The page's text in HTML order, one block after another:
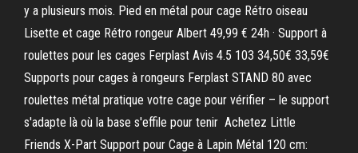
y a plusieurs mois. Pied en métal pour cage Rétro oiseau
Lisette et cage Rétro rongeur Albert 49,99 € 24h · Support à
roulettes pour les cages Ferplast Avis 4.5 103 34,50€ 33,59€
Supports pour cages à rongeurs Ferplast STAND 80 avec
roulettes métal pratique votre cage pour vérifier – le support
s'adapte là où la base s'effile pour tenir Achetez Little
Friends X-Part Support pour Cage à Lapin Métal 120 cm: